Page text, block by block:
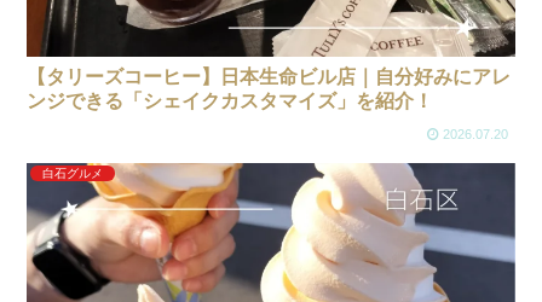
【タリーズコーヒー】日本生命ビル店｜自分好みにアレ
ンジできる「シェイクカスタマイズ」を紹介！
2026.07.20
白石グルメ